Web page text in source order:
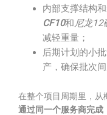
内部支撑结构
CF10和尼龙12
减轻重量；
后期计划的小
产，确保批次
在整个项目周期里，从
通过同一个服务商完成